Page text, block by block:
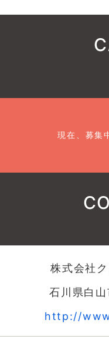
現在、募集
株式会社
石川県白
http://